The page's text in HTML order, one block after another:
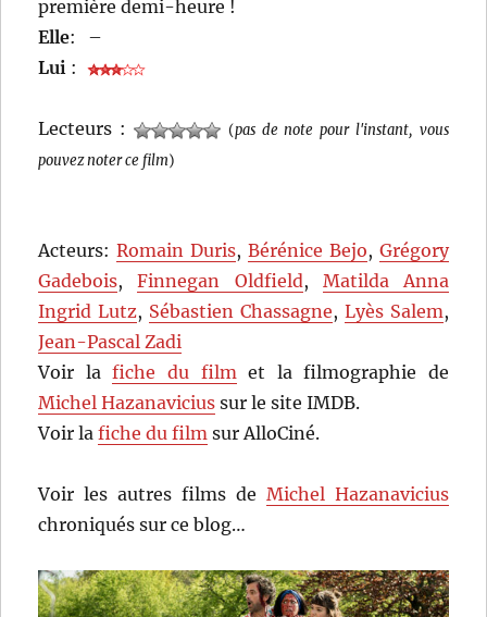
première demi-heure !
Elle:
–
Lui :
Lecteurs : (pas de note pour l'instant, vous
pouvez noter ce film)
Acteurs:Romain Duris, Bérénice Bejo, Grégory
Gadebois,Finnegan Oldfield, Matilda Anna
Ingrid Lutz, Sébastien Chassagne, Lyès Salem,
Jean-Pascal Zadi
Voir lafiche du filmet la filmographie de
Michel Hazanavicius sur le site IMDB.
Voir lafiche du film sur AlloCiné.
Voir les autres films de Michel Hazanavicius
chroniqués sur ce blog…